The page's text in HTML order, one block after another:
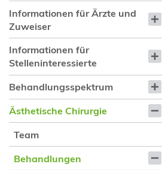
Informationen für Ärzte und
Zuweiser
Informationen für
Stelleninteressierte
Behandlungsspektrum
Ästhetische Chirurgie
Team
Behandlungen